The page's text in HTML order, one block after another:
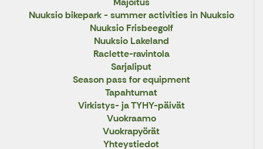
Nuuksio bikepark - summer activities in Nuuksio
Nuuksio Frisbeegolf
Nuuksio Lakeland
Raclette-ravintola
Sarjaliput
Season pass for equipment
Tapahtumat
Virkistys- ja TYHY-päivät
Vuokraamo
Vuokrapyörät
Yhteystiedot